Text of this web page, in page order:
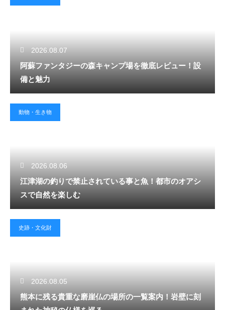
2026.08.07
阿蘇ファンタジーの森キャンプ場を徹底レビュー！設
備と魅力
動物・生き物
2026.08.06
江津湖の釣りで禁止されている事と魚！都市のオアシ
スで自然を楽しむ
史跡・文化財
2026.08.05
熊本に残る貴重な磨崖仏の場所の一覧案内！岩壁に刻